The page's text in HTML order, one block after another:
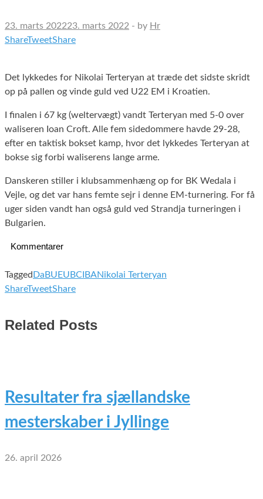
23. marts 202223. marts 2022 - by Hr
ShareTweetShare
Det lykkedes for Nikolai Terteryan at træde det sidste skridt
op på pallen og vinde guld ved U22 EM i Kroatien.
I finalen i 67 kg (weltervægt) vandt Terteryan med 5-0 over
waliseren Ioan Croft. Alle fem sidedommere havde 29-28,
efter en taktisk bokset kamp, hvor det lykkedes Terteryan at
bokse sig forbi waliserens lange arme.
Danskeren stiller i klubsammenhæng op for BK Wedala i
Vejle, og det var hans femte sejr i denne EM-turnering. For få
uger siden vandt han også guld ved Strandja turneringen i
Bulgarien.
Kommentarer
Tagged DaBU EUBC IBANikolai Terteryan
ShareTweetShare
Related Posts
Resultater fra sjællandske
mesterskaber i Jyllinge
26. april 2026